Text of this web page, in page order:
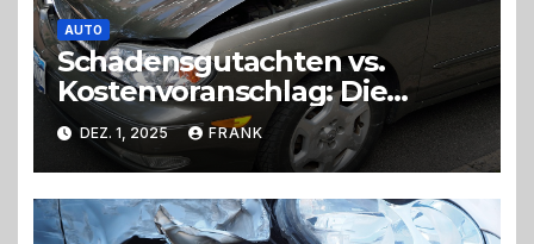
AUTO
Schadensgutachten vs.
Kostenvoranschlag: Die
wichtigsten Unterschiede
DEZ. 1, 2025 FRANK